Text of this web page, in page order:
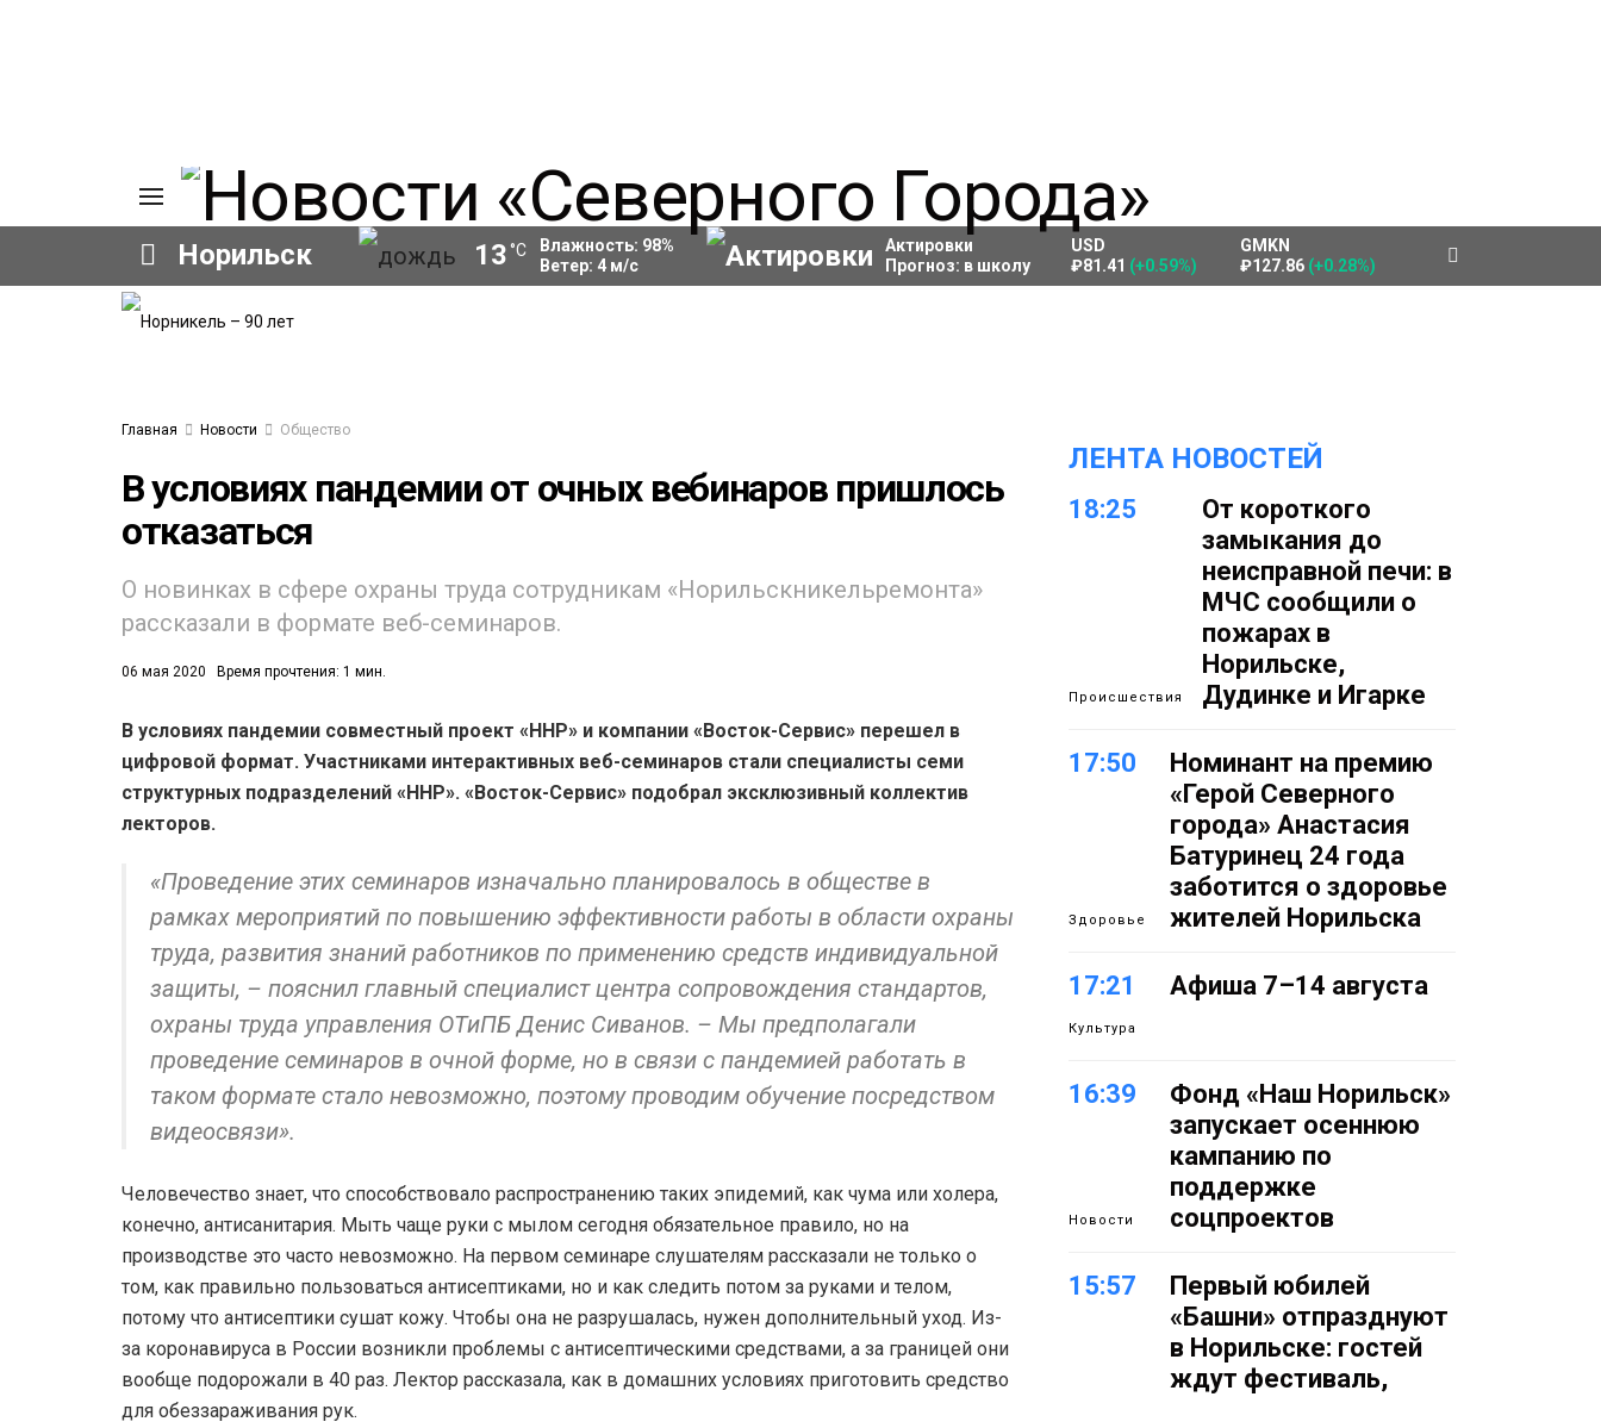
Норильск 13 °C Влажность: 98%
Ветер: 4м/с
Актировки
Прогноз: в школу
USD
₽81.41 (+0.59%)
GMKN
₽127.86 (+0.28%)
Главная Новости Общество
В условиях пандемии от очных вебинаров пришлось
отказаться
О новинках в сфере охраны труда сотрудникам «Норильскникельремонта»
рассказали в формате веб-семинаров.
06 мая 2020 Время прочтения: 1 мин.
В условиях пандемии совместный проект «ННР» и компании «Восток-Сервис» перешел в
цифровой формат. Участниками интерактивных веб-семинаров стали специалисты семи
структурных подразделений «ННР». «Восток-Сервис» подобрал эксклюзивный коллектив
лекторов.
«Проведение этих семинаров изначально планировалось в обществе в
рамках мероприятий по повышению эффективности работы в области охраны
труда, развития знаний работников по применению средств индивидуальной
защиты, – пояснил главный специалист центра сопровождения стандартов,
охраны труда управления ОТиПБ Денис Сиванов. – Мы предполагали
проведение семинаров в очной форме, но в связи с пандемией работать в
таком формате стало невозможно, поэтому проводим обучение посредством
видеосвязи».
Человечество знает, что способствовало распространению таких эпидемий, как чума или холера,
конечно, антисанитария. Мыть чаще руки с мылом сегодня обязательное правило, но на
производстве это часто невозможно. На первом семинаре слушателям рассказали не только о
том, как правильно пользоваться антисептиками, но и как следить потом за руками и телом,
потому что антисептики сушат кожу. Чтобы она не разрушалась, нужен дополнительный уход. Из-
за коронавируса в России возникли проблемы с антисептическими средствами, а за границей они
вообще подорожали в 40 раз. Лектор рассказала, как в домашних условиях приготовить средство
для обеззараживания рук.
ЛЕНТА НОВОСТЕЙ
18:25
Происшествия
От короткого
замыкания до
неисправной печи: в
МЧС сообщили о
пожарах в
Норильске,
Дудинке и Игарке
17:50
Здоровье
Номинант на премию
«Герой Северного
города» Анастасия
Батуринец 24 года
заботится о здоровье
жителей Норильска
17:21
Культура
Афиша 7–14 августа
16:39
Новости
Фонд «Наш Норильск»
запускает осеннюю
кампанию по
поддержке
соцпроектов
15:57
Первый юбилей
«Башни» отпразднуют
в Норильске: гостей
ждут фестиваль,